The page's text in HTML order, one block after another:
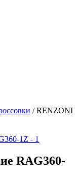
/RENZONI
RAG360-